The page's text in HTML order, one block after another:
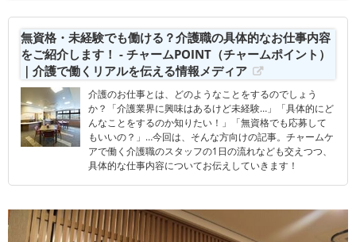
無資格・未経験でも働ける？介護職の具体的なお仕事内容
をご紹介します！ - チャームPOINT（チャームポイント）
｜介護で働くリアルを伝える情報メディア
介護のお仕事とは、どのようなことをするのでしょう
か？「介護業界に興味はあるけど未経験…」「具体的にど
んなことをするのか知りたい！」「無資格でも応募して
もいいの？」…今回は、そんな方向けの記事。チャームケ
アで働く介護職のスタッフの1日の流れなども交えつつ、
具体的な仕事内容についてお伝えしていきます！